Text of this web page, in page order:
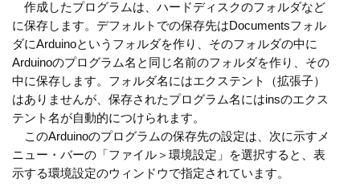
作成したプログラムは、ハードディスクのフォルダなど
に保存します。デフォルトでの保存先はDocumentsフォル
ダにArduinoというフォルダを作り、そのフォルダの中に
Arduinoのプログラム名と同じ名前のフォルダを作り、その
中に保存します。フォルダ名にはエクステント（拡張子）
はありませんが、保存されたプログラム名にはinsのエクス
テント名が自動的につけられます。
このArduinoのプログラムの保存先の設定は、次に示すメ
ニュー・バーの「ファイル＞環境設定」を選択すると、表
示する環境設定のウィンドウで指定されています。